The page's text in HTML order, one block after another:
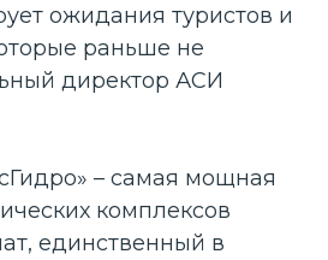
ожидания туристов и
раньше не
директор АСИ
– самая мощная
комплексов
единственный в